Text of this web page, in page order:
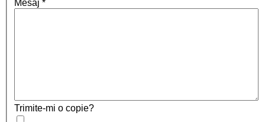
Mesaj *
Trimite-mi o copie?